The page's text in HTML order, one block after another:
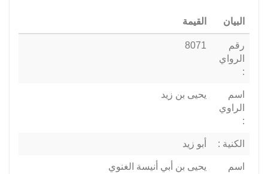
البيان القيمة
رقم
الرواي
:
8071
اسم
الراوي
:
يحيى بن زيد
الكنية : أبو زيد
اسم
يحيى بن أبي أنيسة الغنوي